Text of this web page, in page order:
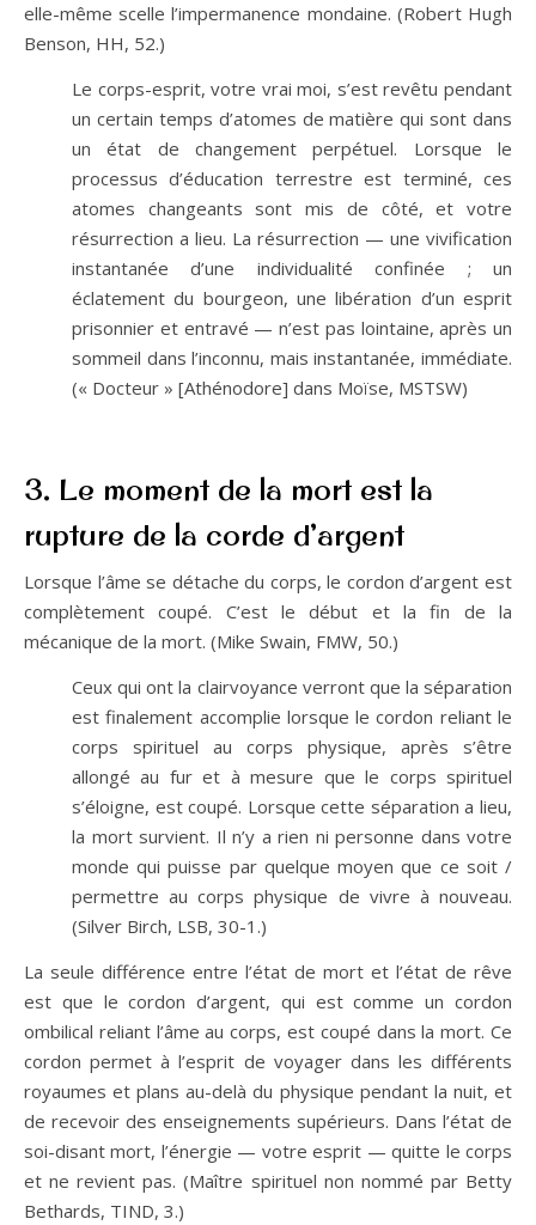
elle-même scelle l’impermanence mondaine. (Robert Hugh
Benson, HH, 52.)
Le corps-esprit, votre vrai moi, s’est revêtu pendant
un certain temps d’atomes de matière qui sont dans
un état de changement perpétuel. Lorsque le
processus d’éducation terrestre est terminé, ces
atomes changeants sont mis de côté, et votre
résurrection a lieu. La résurrection — une vivification
instantanée d’une individualité confinée ; un
éclatement du bourgeon, une libération d’un esprit
prisonnier et entravé — n’est pas lointaine, après un
sommeil dans l’inconnu, mais instantanée, immédiate.
(« Docteur » [Athénodore] dans Moïse, MSTSW)
3. Le moment de la mort est la
rupture de la corde d’argent
Lorsque l’âme se détache du corps, le cordon d’argent est
complètement coupé. C’est le début et la fin de la
mécanique de la mort. (Mike Swain, FMW, 50.)
Ceux qui ont la clairvoyance verront que la séparation
est finalement accomplie lorsque le cordon reliant le
corps spirituel au corps physique, après s’être
allongé au fur et à mesure que le corps spirituel
s’éloigne, est coupé. Lorsque cette séparation a lieu,
la mort survient. Il n’y a rien ni personne dans votre
monde qui puisse par quelque moyen que ce soit /
permettre au corps physique de vivre à nouveau.
(Silver Birch, LSB, 30-1.)
La seule différence entre l’état de mort et l’état de rêve
est que le cordon d’argent, qui est comme un cordon
ombilical reliant l’âme au corps, est coupé dans la mort. Ce
cordon permet à l’esprit de voyager dans les différents
royaumes et plans au-delà du physique pendant la nuit, et
de recevoir des enseignements supérieurs. Dans l’état de
soi-disant mort, l’énergie — votre esprit — quitte le corps
et ne revient pas. (Maître spirituel non nommé par Betty
Bethards, TIND, 3.)